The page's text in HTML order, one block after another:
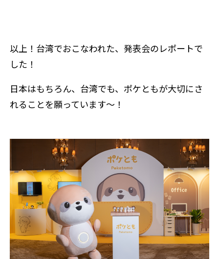
以上！台湾でおこなわれた、発表会のレポートで
した！
日本はもちろん、台湾でも、ポケともが大切にさ
れることを願っています～！